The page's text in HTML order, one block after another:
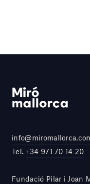
Tel. +34 971 70 14 20
Fundació Pilar i Joan